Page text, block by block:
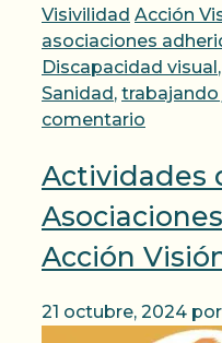
Visivilidad Etiquetas
Acción
asociaciones
Discapacidad visual,
Sanidad,
comentario
Actividades
Acción
21 octubre, 2024 por